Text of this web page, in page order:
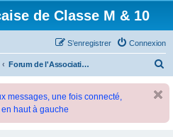
de Classe M & 10
Connexion
S’enregistrer
Forum de l'Association Française de Classe M
messages, une fois connecté,
haut à gauche